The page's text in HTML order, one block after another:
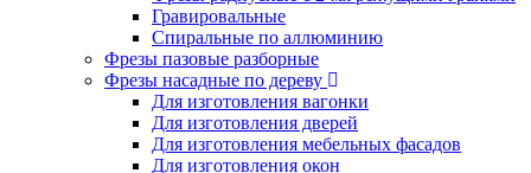
Гравировальные
Cпиральные по аллюминию
Фрезы пазовые разборные
Фрезы насадные по дереву
Для изготовления вагонки
Для изготовления дверей
Для изготовления мебельных фасадов
Для изготовления окон